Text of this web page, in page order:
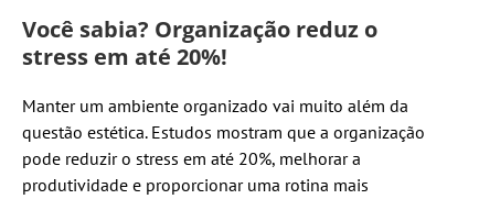
Você sabia? Organização reduz o
stress em até 20%!
Manter um ambiente organizado vai muito além da
questão estética. Estudos mostram que a organização
pode reduzir o stress em até 20%, melhorar a
produtividade e proporcionar uma rotina mais